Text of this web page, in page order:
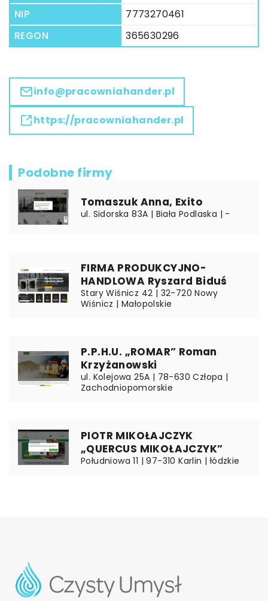
NIP
7773270461
REGON
365630296
info@pracowniahander.pl
https://pracowniahander.pl
Podobne firmy
Tomaszuk Anna, Exito
ul. Sidorska 83A | Biała Podlaska | -
FIRMA PRODUKCYJNO-
HANDLOWA Ryszard Biduś
Stary Wiśnicz 42 | 32-720 Nowy
Wiśnicz | Małopolskie
P.P.H.U. „ROMAR” Roman
Krzyżanowski
ul. Kolejowa 25A | 78-630 Człopa |
Zachodniopomorskie
PIOTR MIKOŁAJCZYK
„QUERCUS MIKOŁAJCZYK”
Południowa 11 | 97-310 Karlin | łódzkie